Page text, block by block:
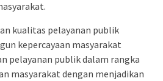
kualitas pelayanan publik
kepercayaan masyarakat
pelayanan publik dalam rangka
masyarakat dengan menjadikan